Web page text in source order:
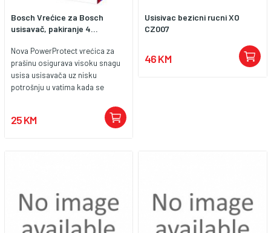
Bosch Vrećice za Bosch
usisavač, pakiranje 4...
Nova PowerProtect vrećica za
prašinu osigurava visoku snagu
usisa usisavača uz nisku
potrošnju u vatima kada se
tehnologija za dulji radni vijek. Do
50 % duži rad, rjeđe mijenjanje
99,9 % fine prašine Vrećica za
prašinu koja se sama brtvi jamči
higijensko odstranjivanje. Duži
25 KM
Usisivac bezicni rucni XO
CZ007
46 KM